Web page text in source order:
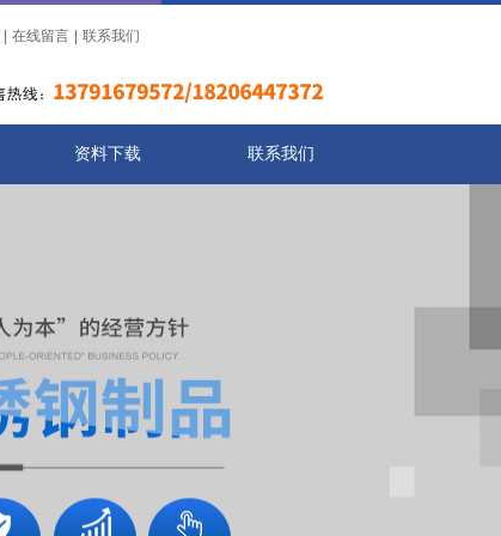
在线留言 联系我们
资料下载 联系我们